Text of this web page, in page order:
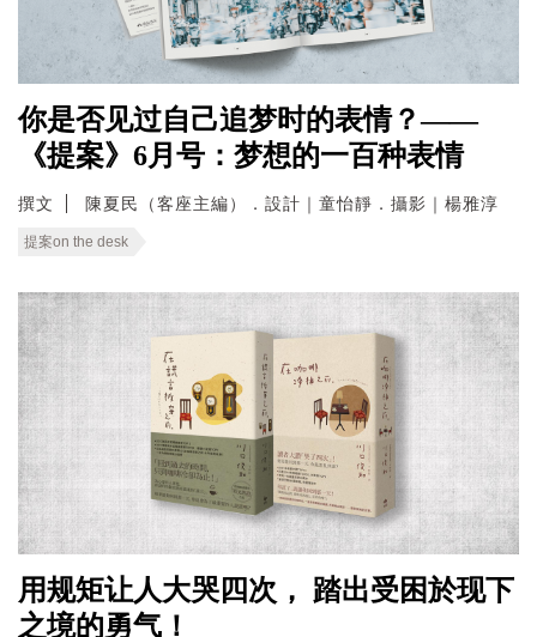
你是否见过自己追梦时的表情？——
《提案》6月号：梦想的一百种表情
撰文 陳夏民（客座主編）．設計｜童怡靜．攝影｜楊雅淳
提案on the desk
用规矩让人大哭四次， 踏出受困於现下
之境的勇气！